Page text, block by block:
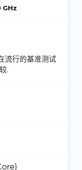
GHz
流行的基准测试
.